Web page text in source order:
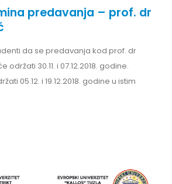
predavanja – prof. dr
da se predavanja kod prof. dr
30.11. i 07.12.2018. godine.
05.12. i 19.12.2018. godine u istim